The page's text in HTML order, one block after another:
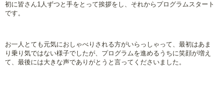
初に皆さん1人ずつと手をとって挨拶をし、それからプログラムスタート
です。
お一人とても元気におしゃべりされる方がいらっしゃって、最初はあま
り乗り気ではない様子でしたが、プログラムを進めるうちに笑顔が増え
て、最後には大きな声でありがとうと言ってくださいました。